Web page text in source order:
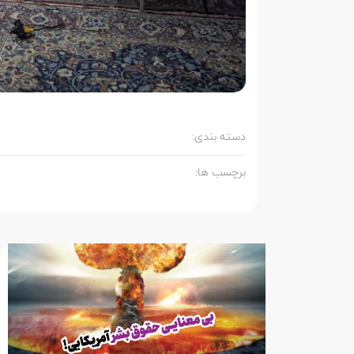
دسته بندی:
برچسب ها: